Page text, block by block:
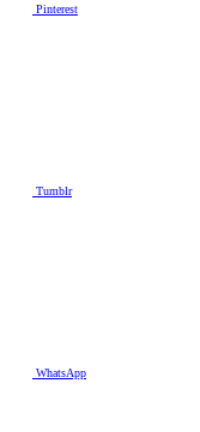
Pinterest
Tumblr
WhatsApp